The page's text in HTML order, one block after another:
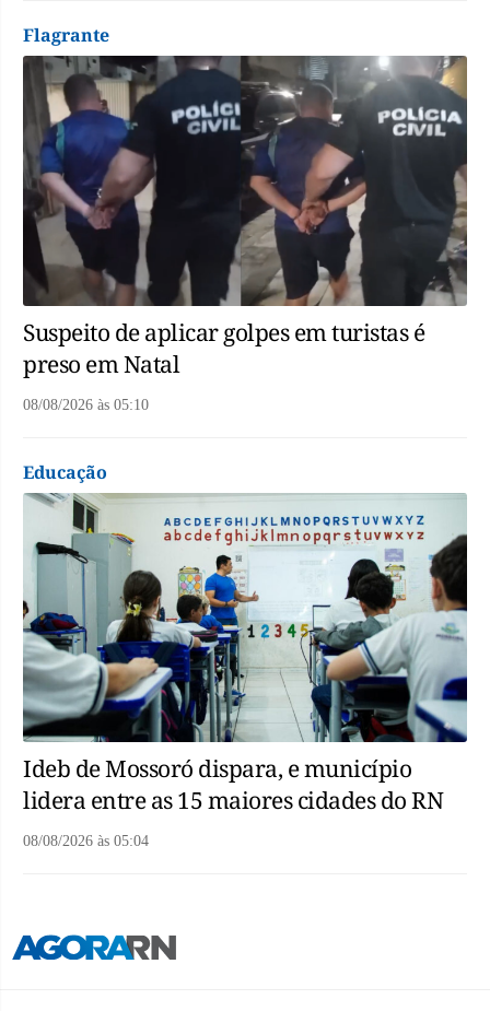
Flagrante
Suspeito de aplicar golpes em turistas é
preso em Natal
08/08/2026 às 05:10
Educação
Ideb de Mossoró dispara, e município
lidera entre as 15 maiores cidades do RN
08/08/2026 às 05:04